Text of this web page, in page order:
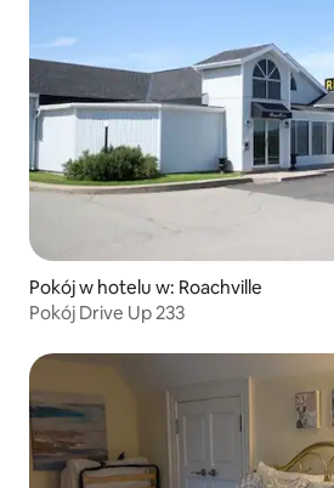
Pokój w hotelu w: Roachville
Pokój Drive Up 233